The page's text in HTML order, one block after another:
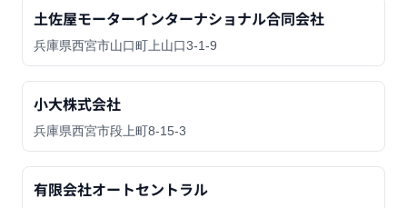
土佐屋モーターインターナショナル合同会社
兵庫県西宮市山口町上山口3-1-9
小大株式会社
兵庫県西宮市段上町8-15-3
有限会社オートセントラル